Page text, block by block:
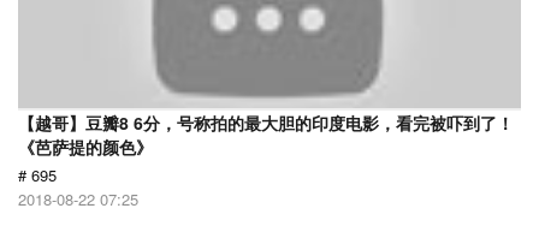
【越哥】豆瓣8 6分，号称拍的最大胆的印度电影，看完被吓到了！
《芭萨提的颜色》
# 695
2018-08-22 07:25